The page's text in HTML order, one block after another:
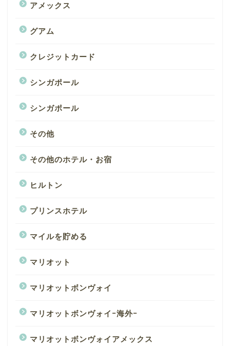
アメックス
グアム
クレジットカード
シンガポール
シンガポール
その他
その他のホテル・お宿
ヒルトン
プリンスホテル
マイルを貯める
マリオット
マリオットボンヴォイ
マリオットボンヴォイｰ海外ｰ
マリオットボンヴォイアメックス